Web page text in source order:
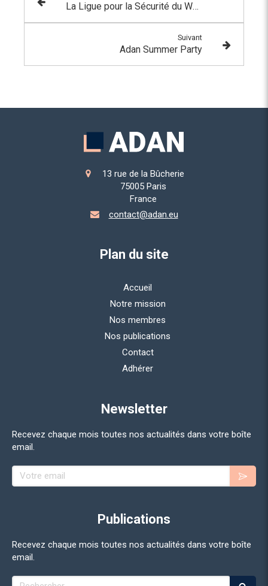
La Ligue pour la Sécurité du Web3 et ses membres rejoignent l’ADAN
Suivant
Adan Summer Party
13 rue de la Bûcherie
75005 Paris
France
contact@adan.eu
Plan du site
Accueil
Notre mission
Nos membres
Nos publications
Contact
Adhérer
Newsletter
Recevez chaque mois toutes nos actualités dans votre boîte
email.
Publications
Recevez chaque mois toutes nos actualités dans votre boîte
email.
Rechercher